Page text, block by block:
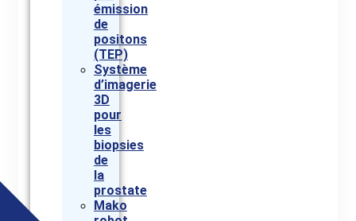
émission
de
positons
(TEP)
Système
d’imagerie
3D
pour
les
biopsies
de
la
prostate
Mako